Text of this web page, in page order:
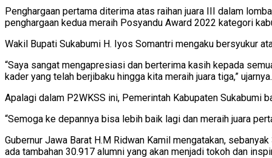
Penghargaan pertama diterima atas raihan juara III dalam
penghargaan kedua meraih Posyandu Award 2022 kategori
Wakil Bupati Sukabumi H. Iyos Somantri mengaku bersyukur
“Saya sangat mengapresiasi dan berterima kasih kepada
kader yang telah berjibaku hingga kita meraih juara tiga,” ujarnya.
Apalagi dalam P2WKSS ini, Pemerintah Kabupaten Sukabumi
“Semoga ke depannya bisa lebih baik lagi dan meraih juara
Gubernur Jawa Barat H.M Ridwan Kamil mengatakan,
ada tambahan 30.917 alumni yang akan menjadi tokoh dan